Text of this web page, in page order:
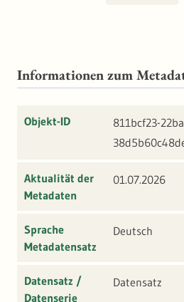
Informationen zum
Objekt-ID
811bcf23-
Aktualität der
Metadaten
01.07.2026
Sprache
Metadatensatz
Deutsch
Datensatz /
Datenserie
Datensatz